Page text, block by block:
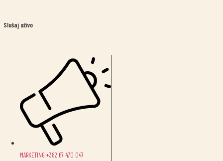
Slušaj uživo
MARKETING +382 67 470 047